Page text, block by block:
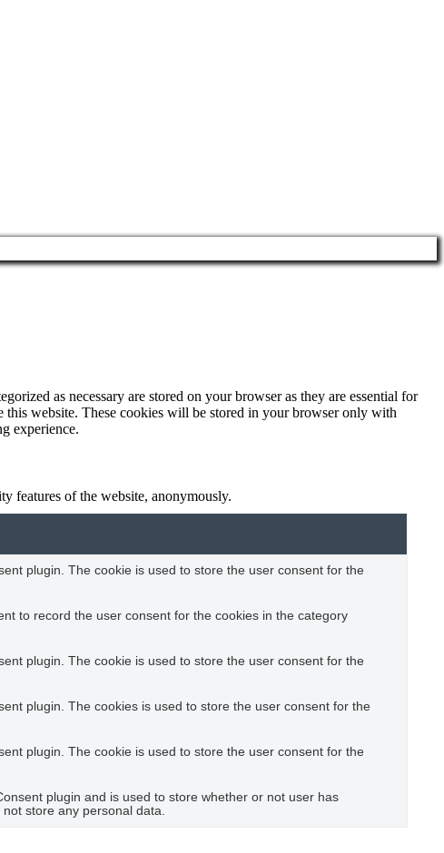
as necessary are stored on your browser as they are essential for
website. These cookies will be stored in your browser only with
experience.
features of the website, anonymously.
plugin. The cookie is used to store the user consent for the
to record the user consent for the cookies in the category
plugin. The cookie is used to store the user consent for the
plugin. The cookies is used to store the user consent for the
plugin. The cookie is used to store the user consent for the
plugin and is used to store whether or not user has
store any personal data.